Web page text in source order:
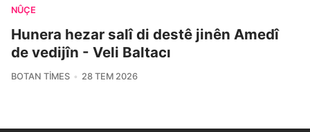
NÛÇE
Hunera hezar salî di destê jinên Amedî
de vedijîn - Veli Baltacı
BOTAN TIMES 28 TEM 2026